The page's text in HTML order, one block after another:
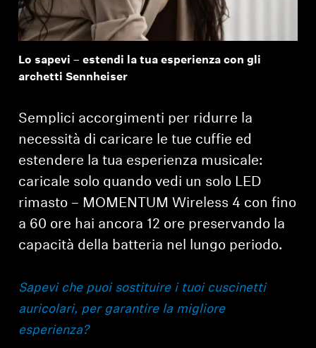
Lo sapevi – estendi la tua esperienza con gli
archetti Sennheiser
⁠Semplici accorgimenti per ridurre la
necessità di caricare le tue cuffie ed
estendere la tua esperienza musicale:
caricale solo quando vedi un solo LED
rimasto – MOMENTUM Wireless 4 con fino
a 60 ore hai ancora 12 ore preservando la
capacità della batteria nel lungo periodo.
Sapevi che puoi sostituire i tuoi cuscinetti
auricolari, per garantire la migliore
esperienza?